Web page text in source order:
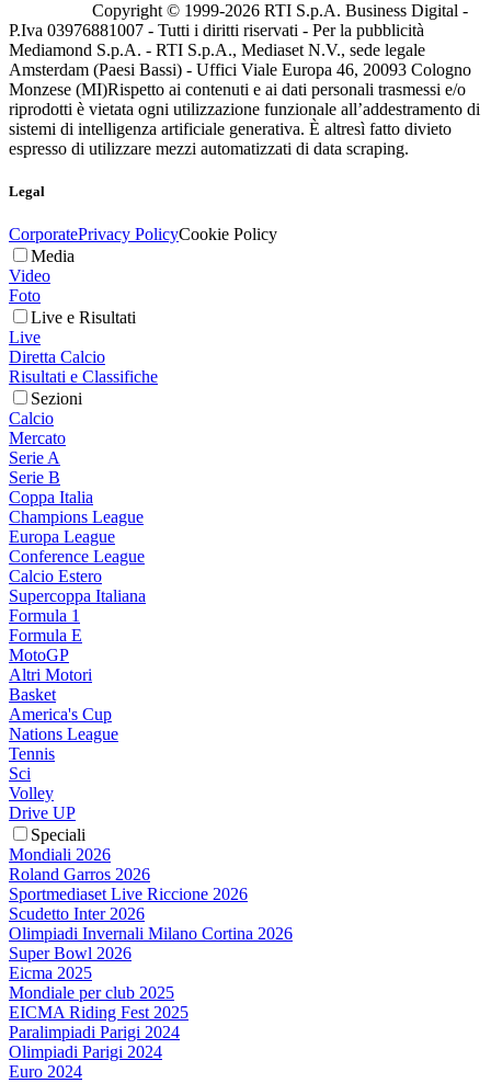
Copyright © 1999-2026 RTI S.p.A. Business Digital -
P.Iva 03976881007 - Tutti i diritti riservati - Per la pubblicità
Mediamond S.p.A. - RTI S.p.A., Mediaset N.V., sede legale
Amsterdam (Paesi Bassi) - Uffici Viale Europa 46, 20093 Cologno
Monzese (MI)Rispetto ai contenuti e ai dati personali trasmessi e/o
riprodotti è vietata ogni utilizzazione funzionale all’addestramento di
sistemi di intelligenza artificiale generativa. È altresì fatto divieto
espresso di utilizzare mezzi automatizzati di data scraping.
Legal
CorporatePrivacy PolicyCookie Policy
Media
Video
Foto
Live e Risultati
Live
Diretta Calcio
Risultati e Classifiche
Sezioni
Calcio
Mercato
Serie A
Serie B
Coppa Italia
Champions League
Europa League
Conference League
Calcio Estero
Supercoppa Italiana
Formula 1
Formula E
MotoGP
Altri Motori
Basket
America's Cup
Nations League
Tennis
Sci
Volley
Drive UP
Speciali
Mondiali 2026
Roland Garros 2026
Sportmediaset Live Riccione 2026
Scudetto Inter 2026
Olimpiadi Invernali Milano Cortina 2026
Super Bowl 2026
Eicma 2025
Mondiale per club 2025
EICMA Riding Fest 2025
Paralimpiadi Parigi 2024
Olimpiadi Parigi 2024
Euro 2024